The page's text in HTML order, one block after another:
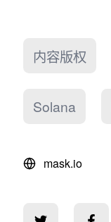
内容版权
Solana
mask.io